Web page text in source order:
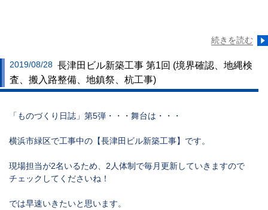
続きを読む
2019/08/28 長津田ビル新築工事 第1回 (境界確認、地縄検
査、搬入路整備、地鎮祭、杭工事)
「ものづくり日誌」第5弾・・・舞台は・・・
横浜市緑区で工事中の【長津田ビル新築工事】です。
現場担当が2名いるため、2人体制で毎月更新していきますので
チェックしてくださいね！
では早速いきたいと思います。